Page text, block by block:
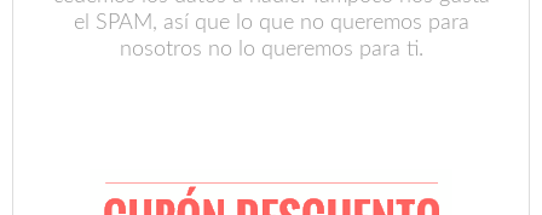
el SPAM, así que lo que no queremos para
nosotros no lo queremos para ti.